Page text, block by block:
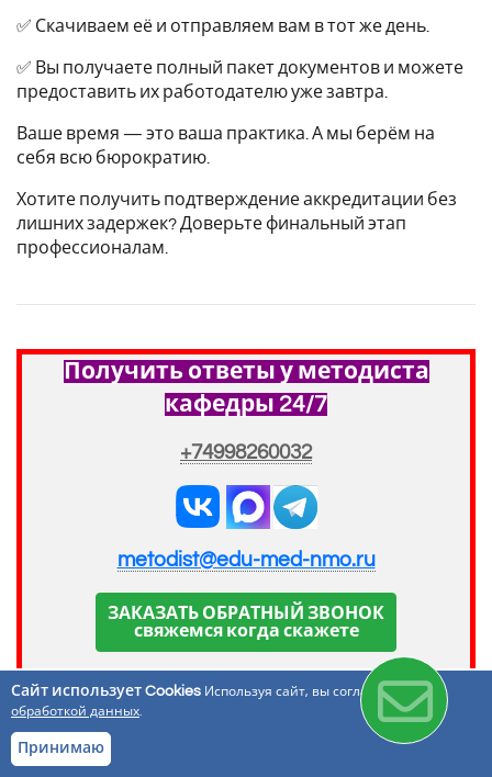
✅ Скачиваем её и отправляем вам в тот же день.
✅ Вы получаете полный пакет документов и можете
предоставить их работодателю уже завтра.
Ваше время — это ваша практика. А мы берём на
себя всю бюрократию.
Хотите получить подтверждение аккредитации без
лишних задержек? Доверьте финальный этап
профессионалам.
Получить ответы у методиста
кафедры 24/7
+74998260032
metodist@edu-med-nmo.ru
ЗАКАЗАТЬ ОБРАТНЫЙ ЗВОНОК
свяжемся когда скажете
Оставляя заявку, вы соглашаетесь на обработку
персональных данных.
Сайт использует Cookies Используя сайт, вы соглашаетесь с
обработкой данных.
Принимаю